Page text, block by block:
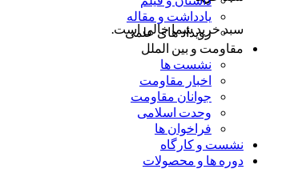
سبد خرید شما خالی است.
یادداشت و مقاله
رویداد های علمی
مقاومت و بین الملل
نشست ها
اخبار مقاومت
جوانان مقاومت
وحدت اسلامی
فراخوان ها
نشست و کارگاه
دوره ها و محصولات